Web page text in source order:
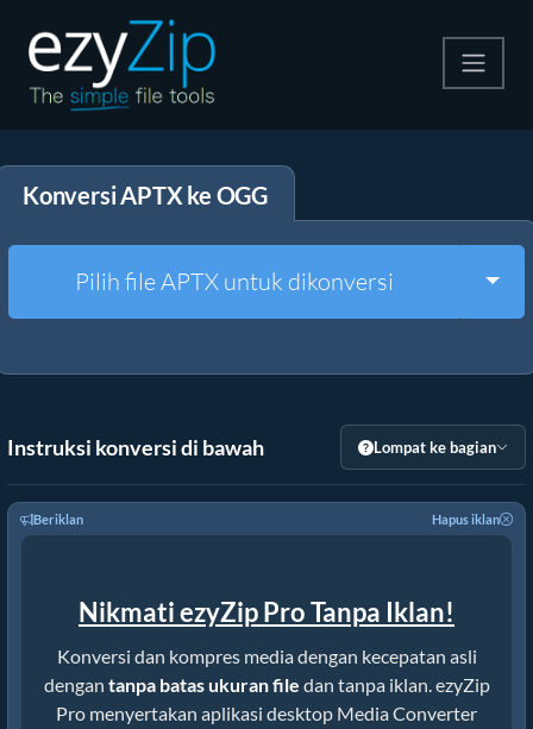
Ekstrak
Alat Lainnya
Konversi APTX ke OGG
Pilih file APTX untuk dikonversi
Instruksi konversi di bawah Lompat ke bagian
Beriklan Hapus iklan
Nikmati ezyZip Pro Tanpa Iklan!
Konversi dan kompres media dengan kecepatan asli
dengan tanpa batas ukuran file dan tanpa iklan. ezyZip
Pro menyertakan aplikasi desktop Media Converter